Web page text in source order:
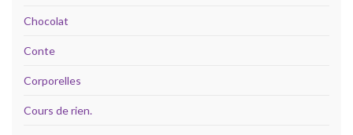
Chocolat
Conte
Corporelles
Cours de rien.